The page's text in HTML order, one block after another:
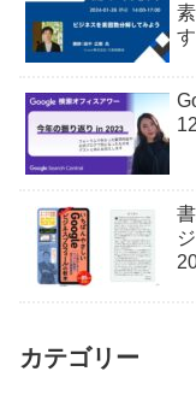
カテゴリー